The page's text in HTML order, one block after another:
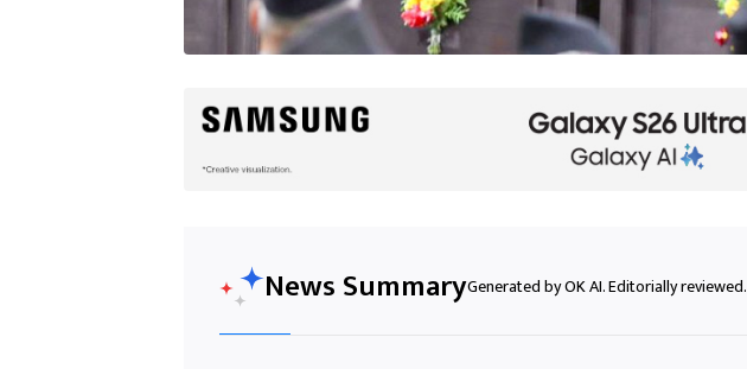
News SummaryGenerated by OK AI. Editorially reviewed.